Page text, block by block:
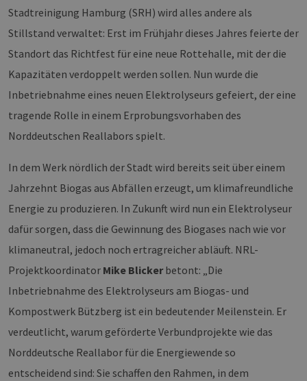
Stadtreinigung Hamburg (SRH) wird alles andere als
Stillstand verwaltet: Erst im Frühjahr dieses Jahres feierte der
Standort das Richtfest für eine neue Rottehalle, mit der die
Kapazitäten verdoppelt werden sollen. Nun wurde die
Inbetriebnahme eines neuen Elektrolyseurs gefeiert, der eine
tragende Rolle in einem Erprobungsvorhaben des
Norddeutschen Reallabors spielt.
In dem Werk nördlich der Stadt wird bereits seit über einem
Jahrzehnt Biogas aus Abfällen erzeugt, um klimafreundliche
Energie zu produzieren. In Zukunft wird nun ein Elektrolyseur
dafür sorgen, dass die Gewinnung des Biogases nach wie vor
klimaneutral, jedoch noch ertragreicher abläuft. NRL-
Projektkoordinator Mike Blickerbetont: „Die
Inbetriebnahme des Elektrolyseurs am Biogas- und
Kompostwerk Bützberg ist ein bedeutender Meilenstein. Er
verdeutlicht, warum geförderte Verbundprojekte wie das
Norddeutsche Reallabor für die Energiewende so
entscheidend sind: Sie schaffen den Rahmen, in dem